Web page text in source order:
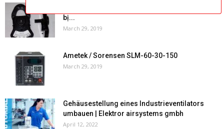
bị...
March 29, 2019
Ametek / Sorensen SLM-60-30-150
March 29, 2019
Gehäusestellung eines Industrieventilators
umbauen | Elektror airsystems gmbh
April 12, 2022